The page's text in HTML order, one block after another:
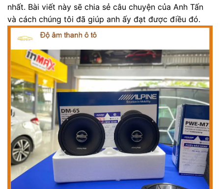
nhất. Bài viết này sẽ chia sẻ câu chuyện của Anh Tấn
và cách chúng tôi đã giúp anh ấy đạt được điều đó.